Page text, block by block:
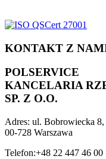
KONTAKT Z
POLSERVICE
KANCELARIA
SP. Z O.O.
Adres: ul. Bobrowiecka 8,
00-728 Warszawa
Telefon:+48 22 447 46 00